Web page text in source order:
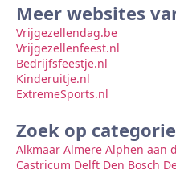
Meer websites
Vrijgezellendag.be
Vrijgezellenfeest.nl
Bedrijfsfeestje.nl
Kinderuitje.nl
ExtremeSports.nl
Zoek op categorie
Alkmaar Almere Alphen aan
Castricum Delft Den Bosch